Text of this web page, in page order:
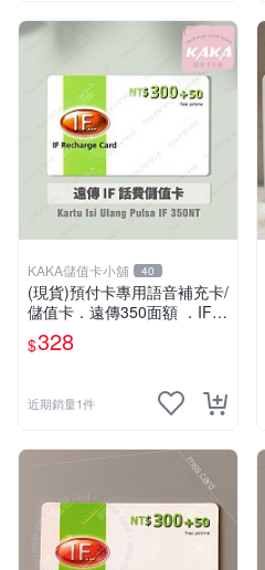
KAKA儲值卡小舖 40
(現貨)預付卡專用語音補充卡/
儲值卡．遠傳350面額 ．IF 3
50 [KAKA儲值卡小舖]
$328
近期銷量1件